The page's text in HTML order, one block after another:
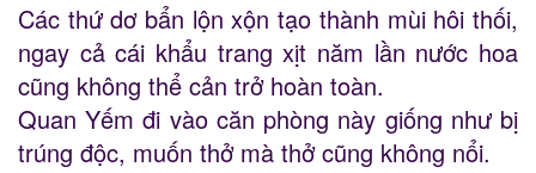
Các thứ dơ bẩn lộn xộn tạo thành mùi hôi thối,
ngay cả cái khẩu trang xịt năm lần nước hoa
cũng không thể cản trở hoàn toàn.
Quan Yếm đi vào căn phòng này giống như bị
trúng độc, muốn thở mà thở cũng không nổi.